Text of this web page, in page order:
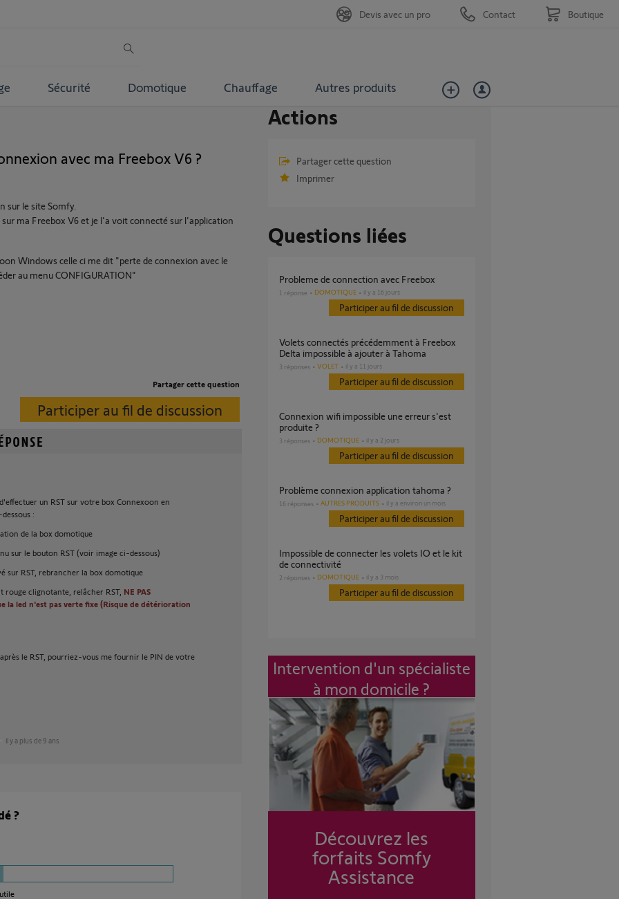
Sécurité Domotique Chauffage Autres produits
Devis avec un pro Contact Boutique
avec ma Freebox V6 ?
sur le site Somfy.
ma Freebox V6 et je l'a voit connecté sur l'application
Windows celle ci me dit "perte de connexion avec le
au menu CONFIGURATION"
Partager cette question
Participer au fil de discussion
un RST sur votre box Connexoon en
:
de la box domotique
sur le bouton RST (voir image ci-dessous)
sur RST, rebrancher la box domotique
rouge clignotante, relâcher RST, NE PAS
la led n'est pas verte fixe (Risque de détérioration
le RST, pourriez-vous me fournir le PIN de votre
il y a plus de 9 ans
?
Actions
Partager cette question
Imprimer
Questions liées
probleme de connection avec Freebox
1 réponse DOMOTIQUE il y a 16 jours
Participer au fil de discussion
Volets connectés précédemment à Freebox
Delta impossible à ajouter à Tahoma
3 réponses VOLET il y a 11 jours
Participer au fil de discussion
Connexion wifi impossible une erreur s'est
produite ?
3 réponses DOMOTIQUE il y a 2 jours
Participer au fil de discussion
Problème connexion application tahoma ?
16 réponses AUTRES PRODUITS il y a environ un mois
Participer au fil de discussion
Impossible de connecter les volets IO et le kit
de connectivité
2 réponses DOMOTIQUE il y a 3 mois
Participer au fil de discussion
Intervention d'un spécialiste
à mon domicile ?
Découvrez les
forfaits Somfy
Assistance